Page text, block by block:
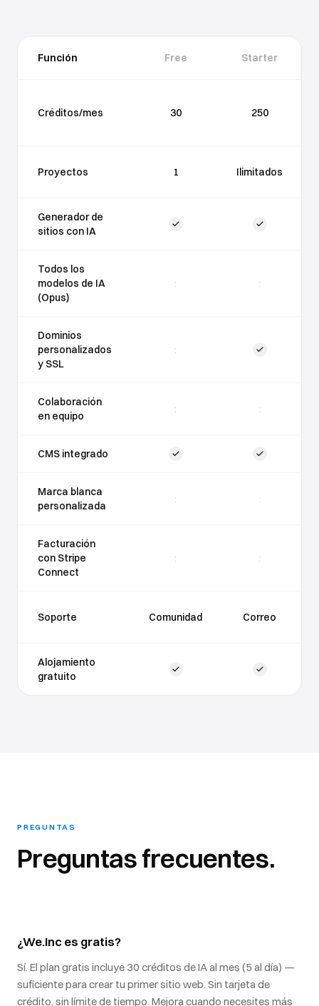
Función Free Starter
Créditos/mes 30 250
Proyectos 1 Ilimitados
Generador de
sitios con IA
Todos los
modelos de IA
(Opus)
: :
Dominios
personalizados
y SSL
:
Colaboración
en equipo
: :
CMS integrado
Marca blanca
personalizada
: :
Facturación
con Stripe
Connect
: :
Soporte Comunidad Correo
Alojamiento
gratuito
PREGUNTAS
Preguntas frecuentes.
¿We.Inc es gratis?
Sí. El plan gratis incluye 30 créditos de IA al mes (5 al día) —
suficiente para crear tu primer sitio web. Sin tarjeta de
crédito, sin límite de tiempo. Mejora cuando necesites más